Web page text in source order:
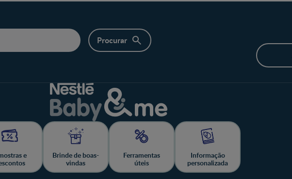
e
Brinde de boas-
vindas
Ferramentas
úteis
Informação
personalizada